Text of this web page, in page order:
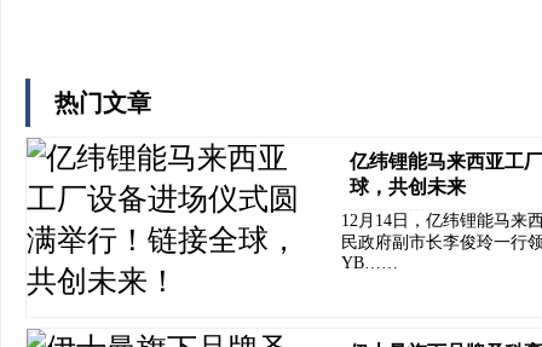
热门文章
亿纬锂能马来西亚工
球，共创未来
12月14日，亿纬锂能马来
民政府副市长李俊玲一行
YB……